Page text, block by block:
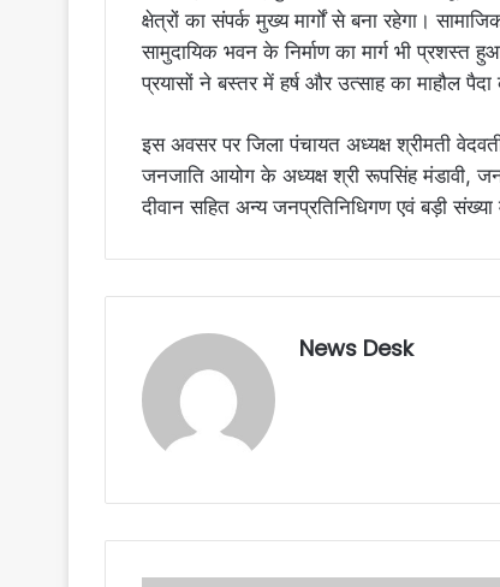
क्षेत्रों का संपर्क मुख्य मार्गों से बना रहेगा।
सामुदायिक भवन के निर्माण का मार्ग भी
प्रयासों ने बस्तर में हर्ष और उत्साह का माहौल पैदा
इस अवसर पर जिला पंचायत अध्यक्ष श्रीमती
जनजाति आयोग के अध्यक्ष श्री रूपसिंह मंडावी,
दीवान सहित अन्य जनप्रतिनिधिगण एवं बड़ी संख्या
News Desk